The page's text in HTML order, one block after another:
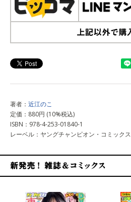
著者： 近江のこ
定価：880円 (10%税込)
ISBN：978-4-253-01840-1
レーベル：ヤングチャンピオン・コミックス